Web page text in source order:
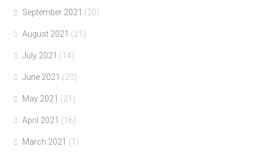
September 2021 (20)
August 2021 (21)
July 2021 (14)
June 2021 (20)
May 2021 (21)
April 2021 (16)
March 2021 (1)